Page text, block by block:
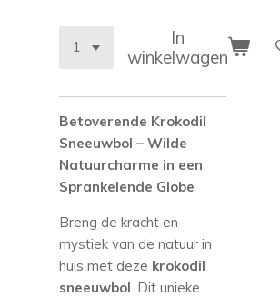
In
winkelwagen
Betoverende Krokodil
Sneeuwbol – Wilde
Natuurcharme in een
Sprankelende Globe
Breng de kracht en
mystiek van de natuur in
huis met deze krokodil
sneeuwbol. Dit unieke